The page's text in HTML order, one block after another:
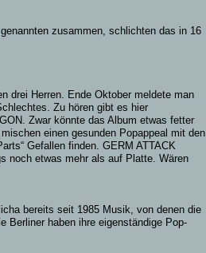
zusammen, schlichten das in 16
drei Herren. Ende Oktober meldete man
Zu hören gibt es hier
Zwar könnte das Album etwas fetter
einen gesunden Popappeal mit den
Gefallen finden. GERM ATTACK
noch etwas mehr als auf Platte. Wären
bereits seit 1985 Musik, von denen die
Berliner haben ihre eigenständige Pop-